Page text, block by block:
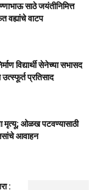
साठे जयंतीनिमित्त
वह्यांचे वाटप
विद्यार्थी सेनेच्या सभासद
उत्स्फूर्त प्रतिसाद
मृत्यू; ओळख पटवण्यासाठी
आवाहन
: